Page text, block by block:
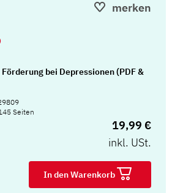
merken
bei Depressionen (PDF &
Seiten
19,99 €
inkl. USt.
In den Warenkorb